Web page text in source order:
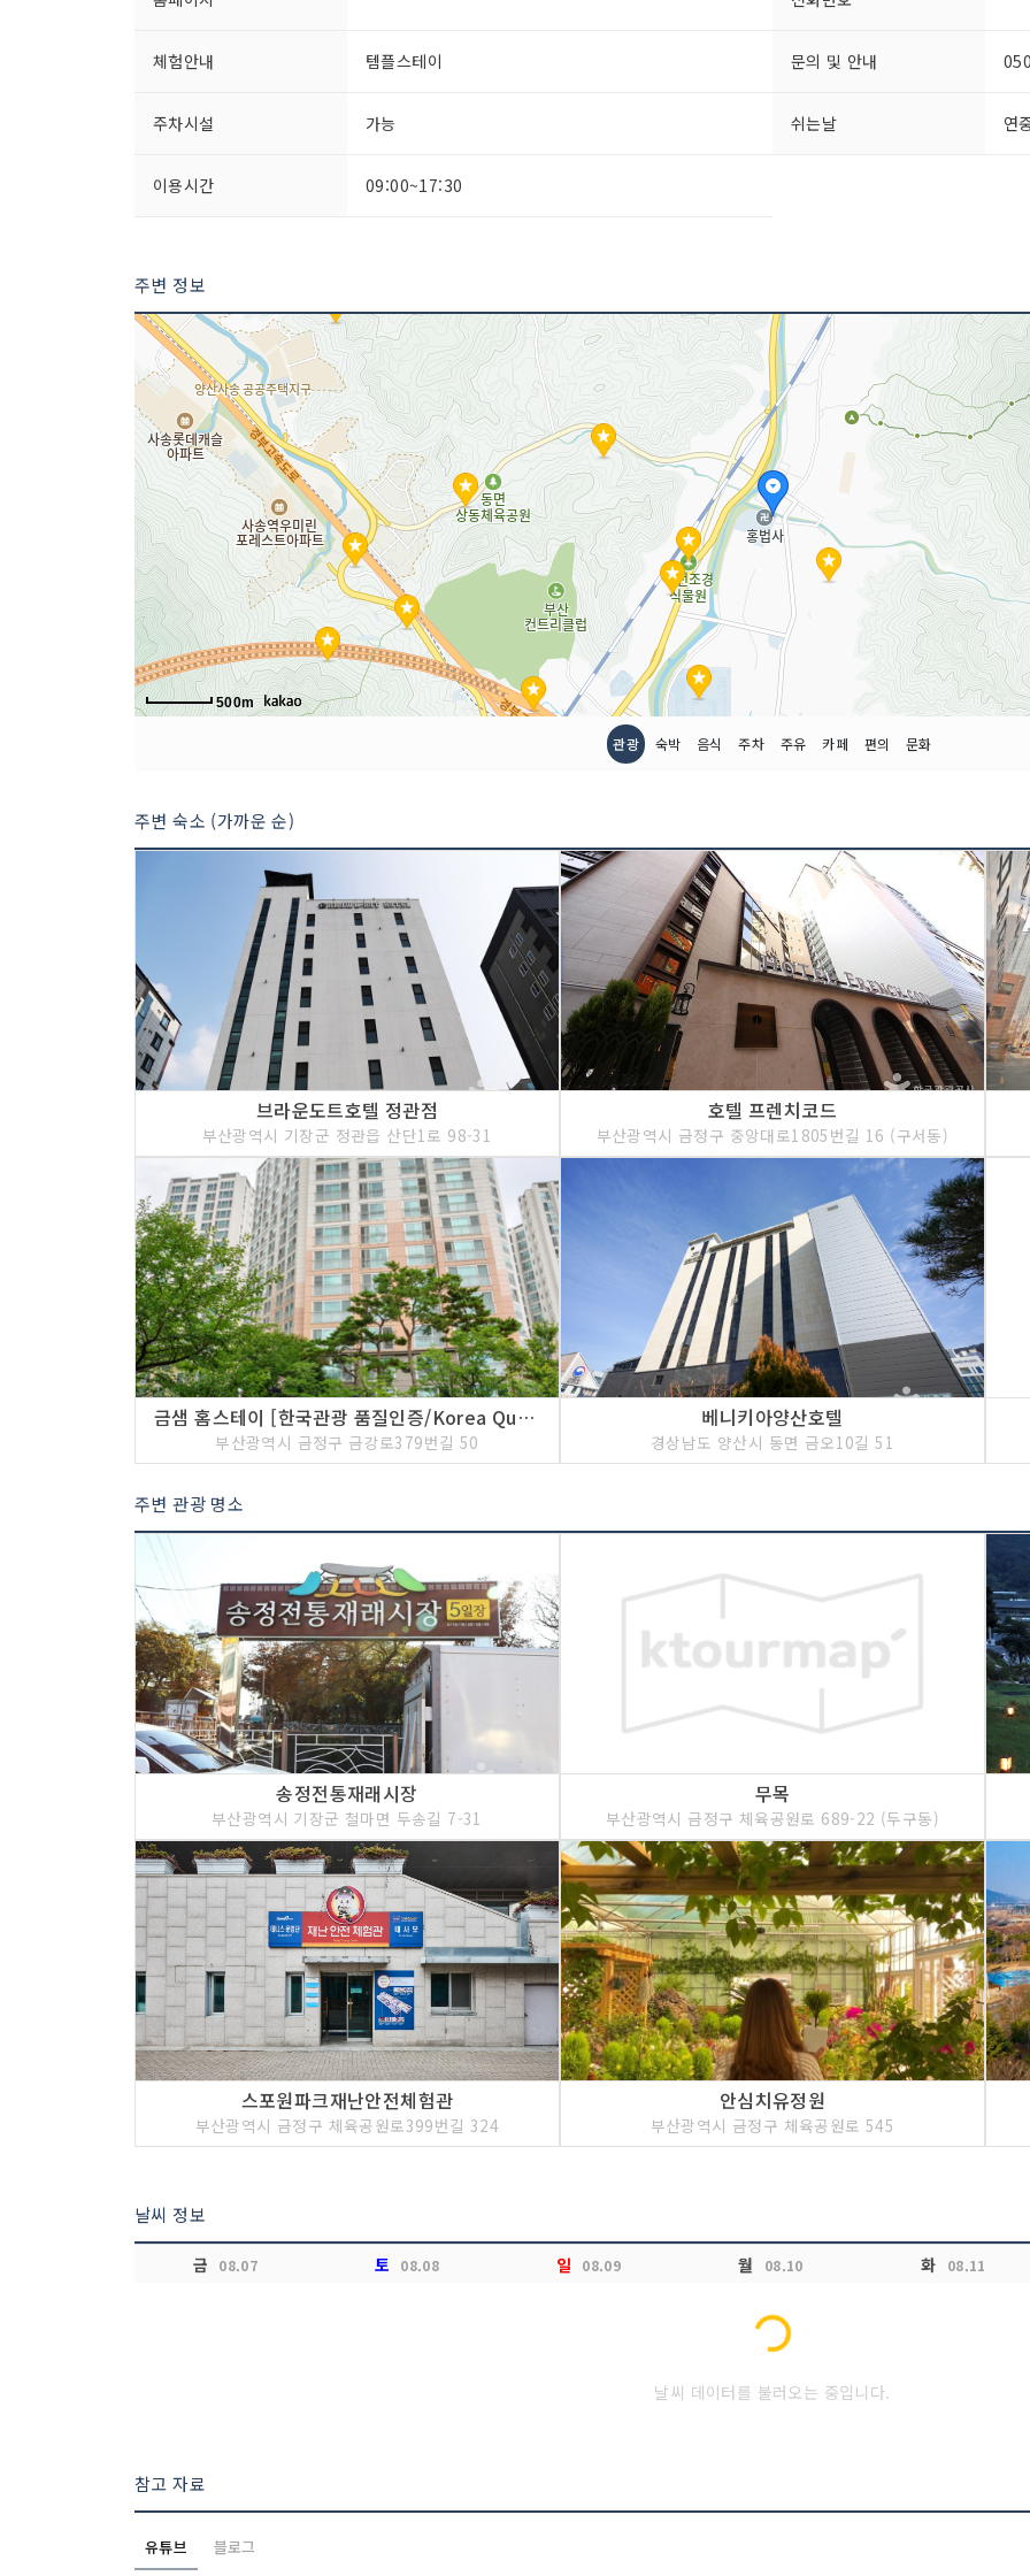
체험안내 템플스테이 문의 및 안내
주차시설 가능 쉬는날 연
이용시간 09:00~17:30
주변 정보
500m
관광 숙박 음식 주차 주유 카페 편의 문화
주변 숙소 (가까운 순)
브라운도트호텔 정관점
부산광역시 기장군 정관읍 산단1로 98-31
호텔 프렌치코드
부산광역시 금정구 중앙대로1805번길 16 (구서동)
금샘 홈스테이 [한국관광 품질인증/Korea Quality]
부산광역시 금정구 금강로379번길 50
베니키아양산호텔
경상남도 양산시 동면 금오10길 51
주변 관광 명소
송정전통재래시장
부산광역시 기장군 철마면 두송길 7-31
무목
부산광역시 금정구 체육공원로 689-22 (두구동)
스포원파크재난안전체험관
부산광역시 금정구 체육공원로399번길 324
안심치유정원
부산광역시 금정구 체육공원로 545
날씨 정보
금 08.07 토 08.08 일 08.09 월 08.10 화 08.11
Loading...
날씨 데이터를 불러오는 중입니다.
참고 자료
유튜브 블로그